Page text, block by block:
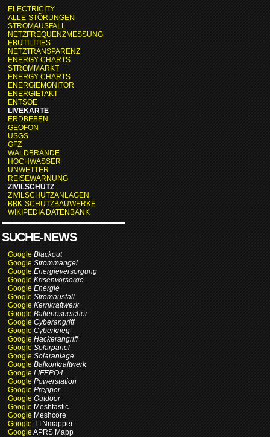
ELECTRICITY
ALLE-STÖRUNGEN
STROMAUSFALL
NETZFREQUENZMESSUNG
EBUTILITIES
NETZTRANSPARENZ
ENERGY-CHARTS
STROMMARKT
ENERGY-CHARTS
ENERGIEMONITOR
ENERGIETAKT
ENTSOE
LIVEKARTE
ERDBEBEN
GEOFON
USGS
GFZ
WALDBRÄNDE
HOCHWASSER
UNWETTER
REISEWARNUNG
ZIVILSCHUTZ
ZIVILSCHUTZANLAGEN
BBK-SCHUTZBAUWERKE
WIKIPEDIA DATENBANK
SUCHE-NEWS
Google Blackout
Google Strommangel
Google Energieversorgung
Google Krisenvorsorge
Google Energie
Google Stromausfall
Google Kernkraftwerk
Google Batteriespeicher
Google Cyberangriff
Google Cyberkrieg
Google Hackerangriff
Google Solarpanel
Google Solaranlage
Google Balkonkraftwerk
Google LIFEPO4
Google Powerstation
Google Prepper
Google Outdoor
Google Meshtastic
Google Meshcore
Google TTNmapper
Google APRS Mapp